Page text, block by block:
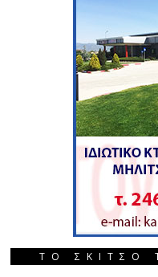
ΤΟ ΣΚΙΤΣΟ